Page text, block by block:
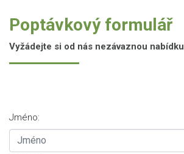
Poptávkový formulář
Vyžádejte si od nás nezávaznou nabídku
Jméno: